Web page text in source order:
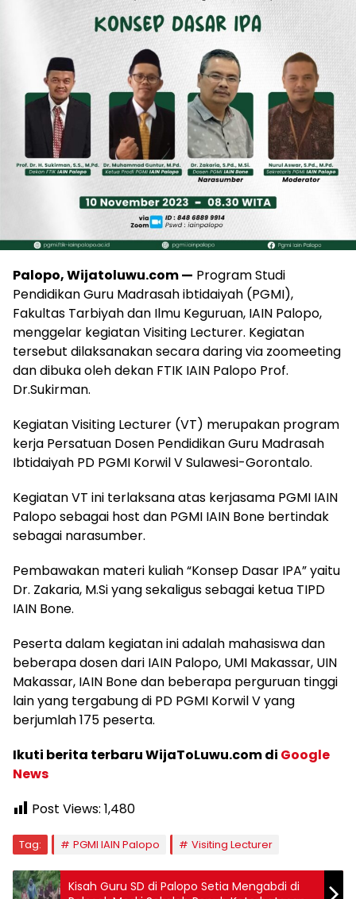
Palopo, Wijatoluwu.com — Program Studi
Pendidikan Guru Madrasah ibtidaiyah (PGMI),
Fakultas Tarbiyah dan Ilmu Keguruan, IAIN Palopo,
menggelar kegiatan Visiting Lecturer. Kegiatan
tersebut dilaksanakan secara daring via zoomeeting
dan dibuka oleh dekan FTIK IAIN Palopo Prof.
Dr.Sukirman.
Kegiatan Visiting Lecturer (VT) merupakan program
kerja Persatuan Dosen Pendidikan Guru Madrasah
Ibtidaiyah PD PGMI Korwil V Sulawesi-Gorontalo.
Kegiatan VT ini terlaksana atas kerjasama PGMI IAIN
Palopo sebagai host dan PGMI IAIN Bone bertindak
sebagai narasumber.
Pembawakan materi kuliah “Konsep Dasar IPA” yaitu
Dr. Zakaria, M.Si yang sekaligus sebagai ketua TIPD
IAIN Bone.
Peserta dalam kegiatan ini adalah mahasiswa dan
beberapa dosen dari IAIN Palopo, UMI Makassar, UIN
Makassar, IAIN Bone dan beberapa perguruan tinggi
lain yang tergabung di PD PGMI Korwil V yang
berjumlah 175 peserta.
Ikuti berita terbaru WijaToLuwu.com di Google
News
Post Views: 1,480
Tag: PGMI IAIN Palopo Visiting Lecturer
Kisah Guru SD di Palopo Setia Mengabdi di